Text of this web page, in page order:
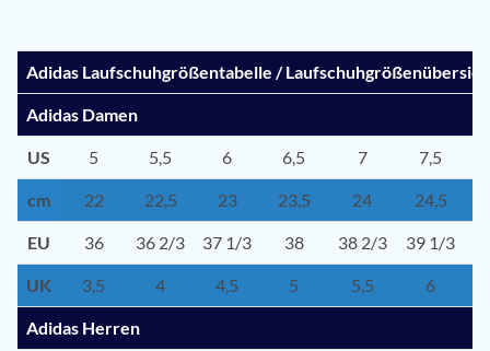
Adidas Laufschuhgrößentabelle /
Adidas Damen
US 5 5,5 6 6,5 7 7,5
cm 22 22,5 23 23,5 24 24,5
EU 36 36 2/3 37 1/3 38 38 2/3 39 1/3
UK 3,5 4 4,5 5 5,5 6
Adidas Herren